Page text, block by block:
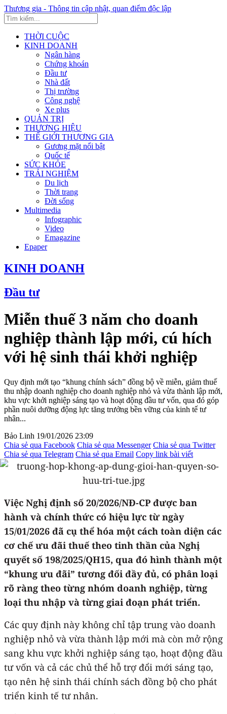
Thương gia - Thông tin cập nhật, quan điểm độc lập
THỜI CUỘC
KINH DOANH
Ngân hàng
Chứng khoán
Đầu tư
Nhà đất
Thị trường
Công nghệ
Xe plus
QUẢN TRỊ
THƯƠNG HIỆU
THẾ GIỚI THƯƠNG GIA
Gương mặt nổi bật
Quốc tế
SỨC KHỎE
TRẢI NGHIỆM
Du lịch
Thời trang
Đời sống
Multimedia
Infographic
Video
Emagazine
Epaper
KINH DOANH
Đầu tư
Miễn thuế 3 năm cho doanh
nghiệp thành lập mới, cú hích
với hệ sinh thái khởi nghiệp
Quy định mới tạo “khung chính sách” đồng bộ về miễn, giảm thuế
thu nhập doanh nghiệp cho doanh nghiệp nhỏ và vừa thành lập mới,
khu vực khởi nghiệp sáng tạo và hoạt động đầu tư vốn, qua đó góp
phần nuôi dưỡng động lực tăng trưởng bền vững của kinh tế tư
nhân...
Bảo Linh 19/01/2026 23:09
Chia sẻ qua Facebook Chia sẻ qua Messenger Chia sẻ qua Twitter
Chia sẻ qua Telegram Chia sẻ qua Email Copy link bài viết
Việc Nghị định số 20/2026/NĐ-CP được ban
hành và chính thức có hiệu lực từ ngày
15/01/2026 đã cụ thể hóa một cách toàn diện các
cơ chế ưu đãi thuế theo tinh thần của Nghị
quyết số 198/2025/QH15, qua đó hình thành một
“khung ưu đãi” tương đối đầy đủ, có phân loại
rõ ràng theo từng nhóm doanh nghiệp, từng
loại thu nhập và từng giai đoạn phát triển.
Các quy định này không chỉ tập trung vào doanh
nghiệp nhỏ và vừa thành lập mới mà còn mở rộng
sang khu vực khởi nghiệp sáng tạo, hoạt động đầu
tư vốn và cả các chủ thể hỗ trợ đổi mới sáng tạo,
tạo nên hệ sinh thái chính sách đồng bộ cho phát
triển kinh tế tư nhân.